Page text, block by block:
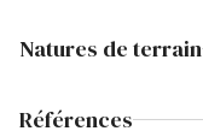
Natures de terrain
Références